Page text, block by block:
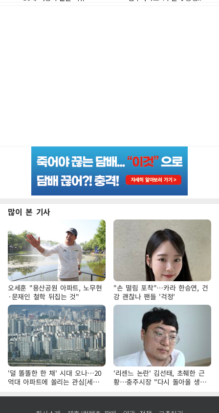
많이 본 기사
오세훈 "용산공원 아파트, 노무현
·문재인 철학 뒤집는 것"
"손 떨림 포착"…카라 한승연, 건
강 괜찮나 팬들 '걱정'
'덜 똘똘한 한 채' 시대 오나…20
억대 아파트에 쏠리는 관심[세제
개편, 그 이후②]
'리센느 논란' 김선태, 초췌한 근
황…충주시장 "다시 돌아올 생
각?"